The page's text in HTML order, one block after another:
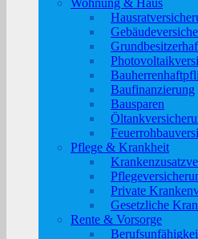
Wohnung & Haus
Baufinanzierung
Bausparen
Pflege & Krankheit
Private
Gesetzliche
Rente & Vorsorge